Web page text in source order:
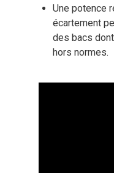
Une potence
écartement
des bacs
hors normes.